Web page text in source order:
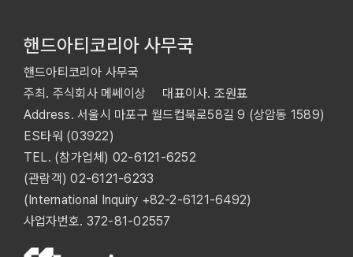
핸드아티코리아 사무국
핸드아티코리아 사무국
주최. 주식회사 메쎄이상 대표이사. 조원표
Address. 서울시 마포구 월드컵북로58길 9 (상암동 1589)
ES타워 (03922)
TEL. (참가업체) 02-6121-6252
(관람객)02-6121-6233
(International Inquiry +82-2-6121-6492)
사업자번호. 372-81-02557